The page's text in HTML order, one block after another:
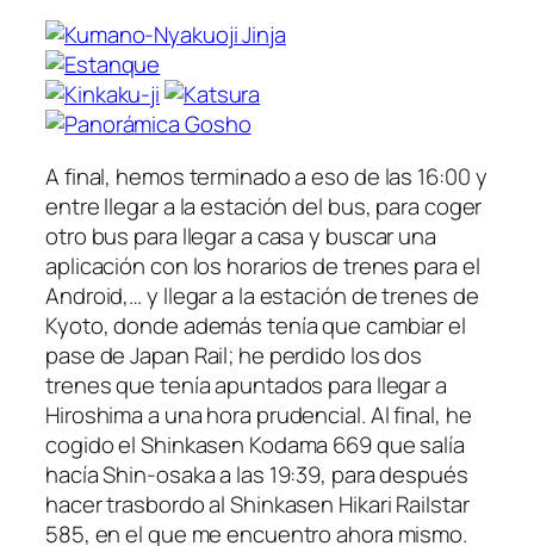
A final, hemos terminado a eso de las 16:00 y
entre llegar a la estación del bus, para coger
otro bus para llegar a casa y buscar una
aplicación con los horarios de trenes para el
Android,… y llegar a la estación de trenes de
Kyoto, donde además tenía que cambiar el
pase de Japan Rail; he perdido los dos
trenes que tenía apuntados para llegar a
Hiroshima a una hora prudencial. Al final, he
cogido el Shinkasen Kodama 669 que salía
hacía Shin-osaka a las 19:39, para después
hacer trasbordo al Shinkasen Hikari Railstar
585, en el que me encuentro ahora mismo.